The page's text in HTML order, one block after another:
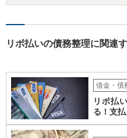
ます。 このような資産があって
リボ払いの債務整理に関連
借金・債
リボ払
る！支